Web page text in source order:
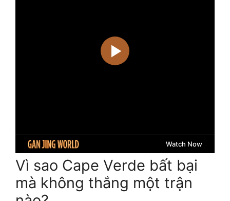
Vì sao Cape Verde bất bại
mà không thắng một trận